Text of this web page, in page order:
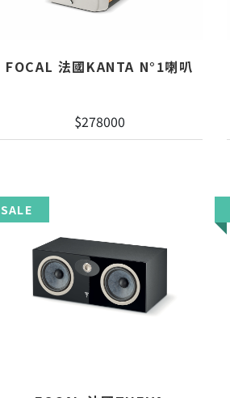
FOCAL 法國KANTA N°1喇叭
$278000
SALE